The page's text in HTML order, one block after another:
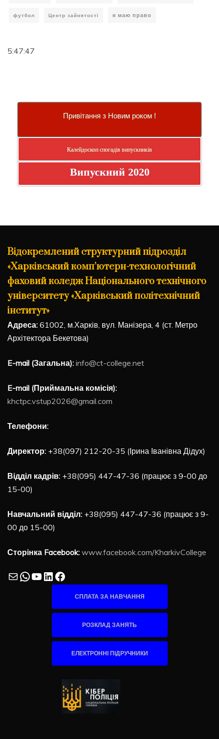
футбол Центр зайнятості я маю право
5:47:47
Привітання з Новим роком !
Калейдоскоп спогадів випускників
Випускний 2020
Відокремлений структурний підрозділ
«Харківський комп’ютерн-технологічний
фаховий коледж Національного технічного
університету «Харківський політехнічний
інститут»
Адреса: 61002, м.Харків, вул. Манізера, 4 (ст. Метро
Архітектора Бекетова)
E-mail (Загальна): info@ct-college.net
E-mail (Приймальна комісія):
khctpc.vstup2026@gmail.com
Телефони:
Директор: +38(097) 212-20-35 (Ірина Іванівна Дідух)
Відділ кадрів: +38(095) 447-47-36 (працює з 9-00 до
15-00)
Навчальний відділ: +38(095) 447-47-36 (працює з 9-
00 до 15-00)
Сторінка Facebook: www.facebook.com/KharkivCollege
MailWhatsApp
YouTube
LinkedIn
Facebook
СПЛАТА ЗА НАВЧАННЯ
РОЗКЛАД ЗАНЯТЬ
ЕЛЕКТРОННІ ПІДРУЧНИКИ